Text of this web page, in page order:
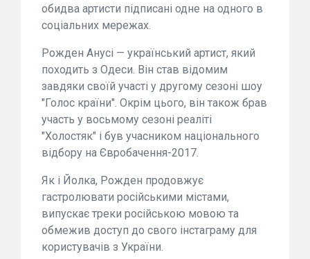
обидва артисти підписані одне на одного в
соціальних мережах.
Рожден Анусі — український артист, який
походить з Одеси. Він став відомим
завдяки своїй участі у другому сезоні шоу
"Голос країни". Окрім цього, він також брав
участь у восьмому сезоні реаліті
"Холостяк" і був учасником національного
відбору на Євробачення-2017.
Як і Йолка, Рожден продовжує
гастролювати російськими містами,
випускає треки російською мовою та
обмежив доступ до свого інстаграму для
користувачів з України.